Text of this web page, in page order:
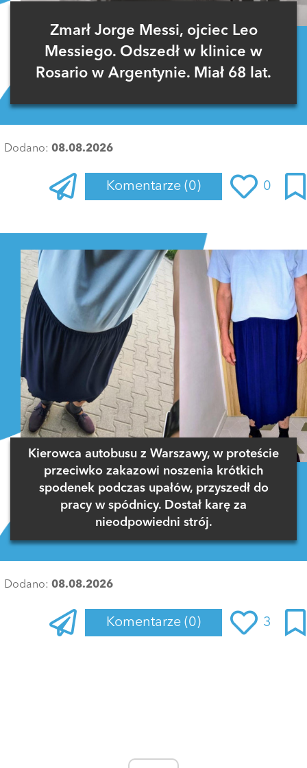
Zmarł Jorge Messi, ojciec Leo
Messiego. Odszedł w klinice w
Rosario w Argentynie. Miał 68 lat.
Dodano: 08.08.2026
Komentarze (0) 0
Kierowca autobusu z Warszawy, w proteście
przeciwko zakazowi noszenia krótkich
spodenek podczas upałów, przyszedł do
pracy w spódnicy. Dostał karę za
nieodpowiedni strój.
Dodano: 08.08.2026
Komentarze (0) 3